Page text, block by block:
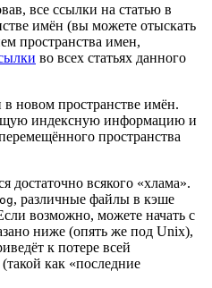
все ссылки на статью в
имён (вы можете отыскать
пространства имен,
во всех статьях данного
в новом пространстве имён.
индексную информацию и
пространства
достаточно всякого «хлама».
, различные файлы в кэше
возможно, можете начать с
ниже (опять же под Unix),
к потере всей
как «последние